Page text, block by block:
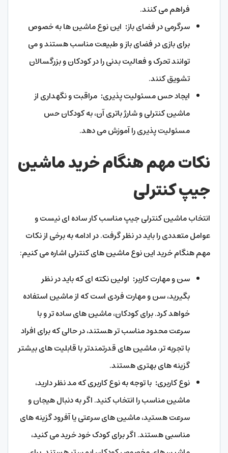
فراهم می کنند.
سرگرمی در فضای باز: این نوع ماشین ها به خصوص
برای بازی در فضای باز و طبیعت مناسب هستند و می
توانند تحرک و فعالیت بدنی را در کودکان و بزرگسالان
تشویق کنند.
ایجاد حس مسئولیت پذیری: مراقبت و نگهداری از
ماشین کنترلی و شارژ باتری آن، به کودکان حس
مسئولیت پذیری را آموزش می دهد.
نکات مهم هنگام خرید ماشین
جیپ کنترلی
انتخاب ماشین کنترلی جیپ مناسب کار ساده ای نیست و
عوامل متعددی را باید در نظر گرفت. در ادامه به برخی از نکات
مهم هنگام خرید این نوع ماشین های کنترلی اشاره می کنیم:
سن و مهارت کاربر: اولین نکته ای که باید در نظر
بگیرید، سن و مهارت فردی است که از ماشین استفاده
خواهد کرد. برای کودکان، ماشین های ساده تر و با
سرعت محدود مناسب تر هستند، در حالی که برای افراد
با تجربه تر، ماشین های قدرتمندتر با قابلیت های بیشتر
گزینه های بهتری هستند.
نوع کاربری: با توجه به نوع کاربری که مد نظر دارید،
ماشین مناسب را انتخاب کنید. اگر به دنبال هیجان و
سرعت هستید، ماشین های سرعتی یا آفرود گزینه های
مناسبی هستند. اگر برای کودک خود خرید می کنید،